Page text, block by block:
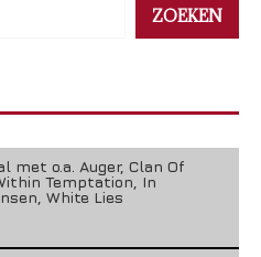
ZOEKEN
met o.a. Auger, Clan Of
Temptation, In
White Lies